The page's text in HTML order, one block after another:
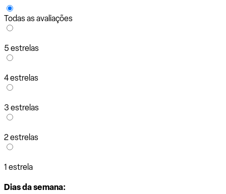
Todas as avaliações
5 estrelas
4 estrelas
3 estrelas
2 estrelas
1 estrela
Dias da semana: